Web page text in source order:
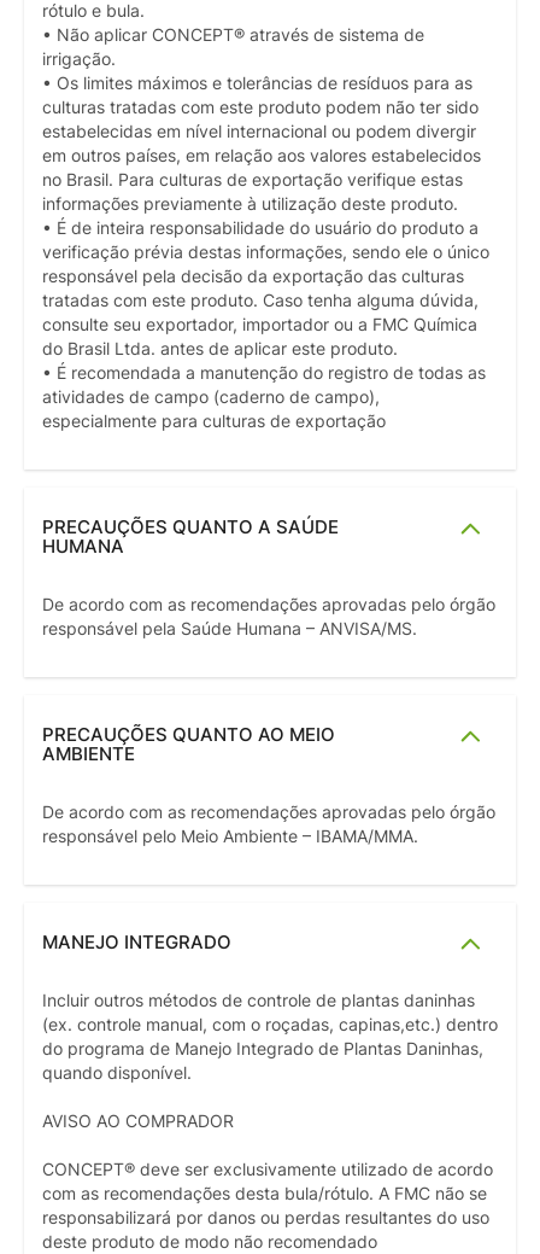
rótulo e bula.
• Não aplicar CONCEPT® através de sistema de
irrigação.
• Os limites máximos e tolerâncias de resíduos para as
culturas tratadas com este produto podem não ter sido
estabelecidas em nível internacional ou podem divergir
em outros países, em relação aos valores estabelecidos
no Brasil. Para culturas de exportação verifique estas
informações previamente à utilização deste produto.
• É de inteira responsabilidade do usuário do produto a
verificação prévia destas informações, sendo ele o único
responsável pela decisão da exportação das culturas
tratadas com este produto. Caso tenha alguma dúvida,
consulte seu exportador, importador ou a FMC Química
do Brasil Ltda. antes de aplicar este produto.
• É recomendada a manutenção do registro de todas as
atividades de campo (caderno de campo),
especialmente para culturas de exportação
PRECAUÇÕES QUANTO A SAÚDE
HUMANA
De acordo com as recomendações aprovadas pelo órgão
responsável pela Saúde Humana – ANVISA/MS.
PRECAUÇÕES QUANTO AO MEIO
AMBIENTE
De acordo com as recomendações aprovadas pelo órgão
responsável pelo Meio Ambiente – IBAMA/MMA.
MANEJO INTEGRADO
Incluir outros métodos de controle de plantas daninhas
(ex. controle manual, com o roçadas, capinas,etc.) dentro
do programa de Manejo Integrado de Plantas Daninhas,
quando disponível.
AVISO AO COMPRADOR
CONCEPT® deve ser exclusivamente utilizado de acordo
com as recomendações desta bula/rótulo. A FMC não se
responsabilizará por danos ou perdas resultantes do uso
deste produto de modo não recomendado